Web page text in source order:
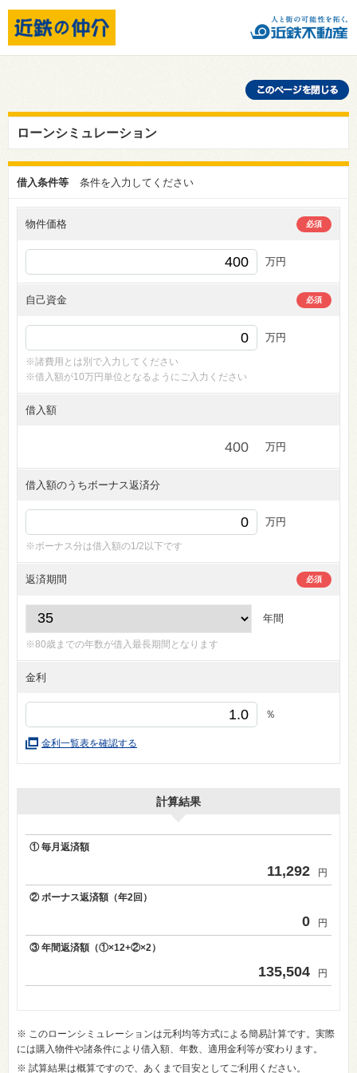
ローンシミュレーション
借入条件等 条件を入力してください
物件価格 必須
万円
自己資金 必須
万円
※諸費用とは別で入力してください
※借入額が10万円単位となるようにご入力ください
借入額
万円
借入額のうちボーナス返済分
万円
※ボーナス分は借入額の1/2以下です
返済期間 必須
年間
※80歳までの年数が借入最長期間となります
金利
％
金利一覧表を確認する
計算結果
① 毎月返済額
11,292 円
② ボーナス返済額（年2回）
0 円
③ 年間返済額（①×12+②×2）
135,504 円
※ このローンシミュレーションは元利均等方式による簡易計算です。実際
には購入物件や諸条件により借入額、年数、適用金利等が変わります。
※ 試算結果は概算ですので、あくまで目安としてご利用ください。